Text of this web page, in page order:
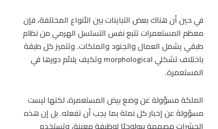
في حين أن هناك بعض التباينات بين الأنواع المختلفة، فإن
معظم المستعمرات تتبع نفس التسلسل الهرمي من نظام
طبقي يشمل العمال والجنود والملكات. وتتميز كل طبقة
باختلاف تشكلي morphological وتكيف يلائم دورها في
المستعمرة.
الملكة مسؤولة عن وضع بيض المستعمرة، لكنها ليست
مسؤولة عن إخبار كل نملة بما يجب أن تفعله. بل إن هذه
الحشرات مصممة بيولوجيًا لوظيفة معينة، وتستخدم